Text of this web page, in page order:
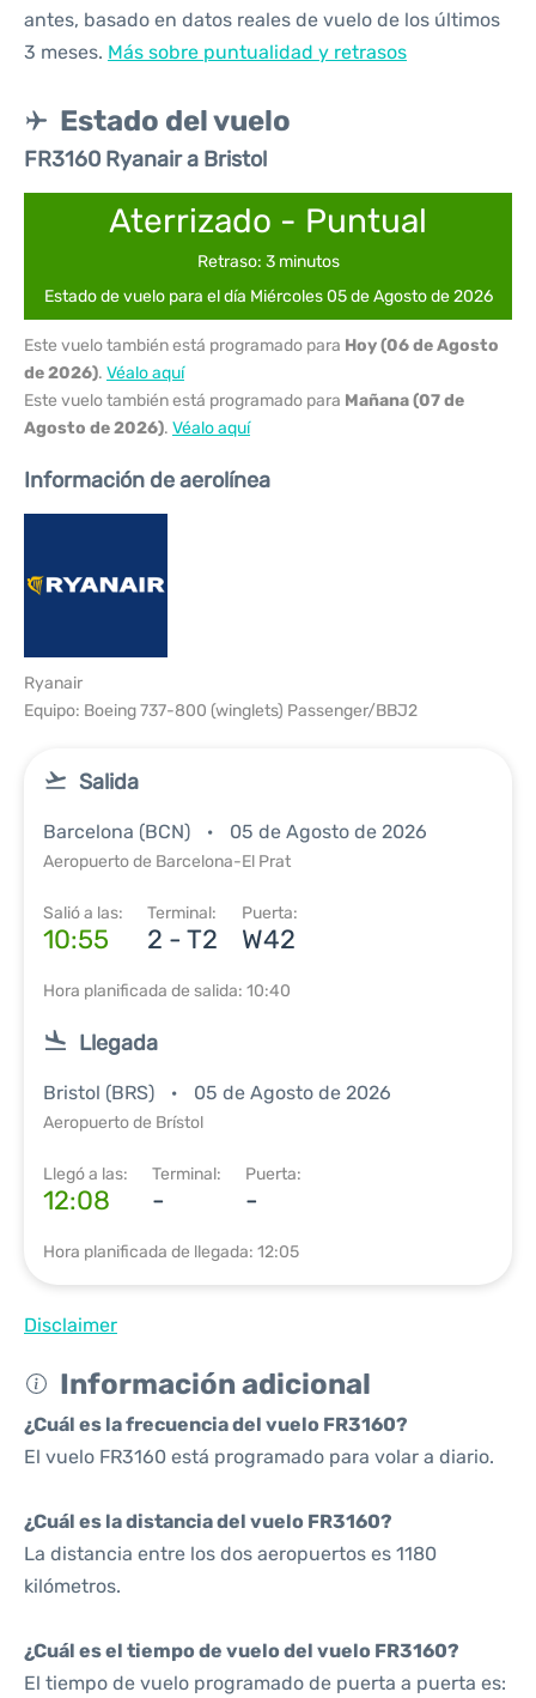
antes, basado en datos reales de vuelo de los últimos
3 meses. Más sobre puntualidad y retrasos
Estado del vuelo
FR3160 Ryanair a Bristol
Aterrizado - Puntual
Retraso: 3 minutos
Estado de vuelo para el día Miércoles 05 de Agosto de 2026
Este vuelo también está programado para Hoy (06 de Agosto
de 2026). Véalo aquí
Este vuelo también está programado para Mañana (07 de
Agosto de 2026). Véalo aquí
Información de aerolínea
Ryanair
Equipo: Boeing 737-800 (winglets) Passenger/BBJ2
Salida
Barcelona (BCN) 05 de Agosto de 2026
Aeropuerto de Barcelona-El Prat
Salió a las:
10:55
Terminal:
2 - T2
Puerta:
W42
Hora planificada de salida: 10:40
Llegada
Bristol (BRS) 05 de Agosto de 2026
Aeropuerto de Brístol
Llegó a las:
12:08
Terminal:
-
Puerta:
-
Hora planificada de llegada: 12:05
Disclaimer
Información adicional
¿Cuál es la frecuencia del vuelo FR3160?
El vuelo FR3160 está programado para volar a diario.
¿Cuál es la distancia del vuelo FR3160?
La distancia entre los dos aeropuertos es 1180
kilómetros.
¿Cuál es el tiempo de vuelo del vuelo FR3160?
El tiempo de vuelo programado de puerta a puerta es: